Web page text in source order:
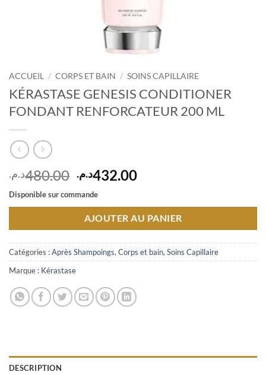
ACCUEIL / CORPS ET BAIN / SOINS CAPILLAIRE
KÉRASTASE GENESIS CONDITIONER
FONDANT RENFORCATEUR 200 ML
480.00د.م.
Le
prix
initial
était :
480.00د.م..
432.00د.م.
Le
actuel
est :
432.00د.م..
Disponible sur commande
AJOUTER AU PANIER
Catégories :Après Shampoings, Corps et bain, Soins Capillaire
Marque : Kérastase
DESCRIPTION